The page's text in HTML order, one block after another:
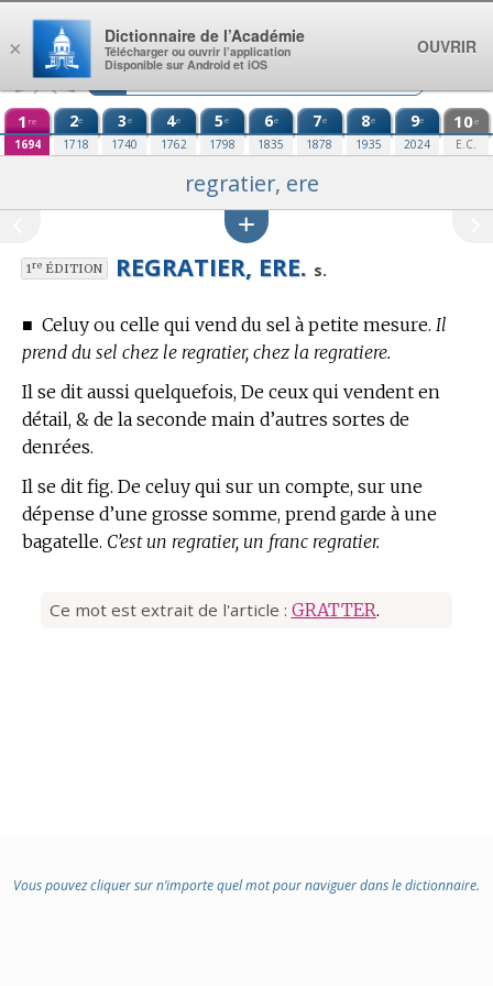
Aller au contenu
1 re
1694
2e
1718
3e
1740
4e
1762
5e
1798
6e
1835
7e
1878
8e
1935
9e
2024
10e
E.C.
regratier, ere
1reÉDITION REGRATIER, ERE. s.
■ Celuy ou celle qui vend du sel à petite mesure. Il
prend du sel chez le regratier, chez la regratiere.
Il se dit aussi quelquefois, De ceux qui vendent en
détail, & de la seconde main d’autres sortes de
denrées.
Il se dit fig. De celuy qui sur un compte, sur une
dépense d’une grosse somme, prend garde à une
bagatelle. C’est un regratier, un franc regratier.
Ce mot est extrait de l'article : GRATTER.
Vous pouvez cliquer sur n’importe quel mot pour naviguer dans le dictionnaire.
×
Dictionnaire de l’Académie
Télécharger ou ouvrir l’application
Disponible sur Android et iOS
OUVRIR